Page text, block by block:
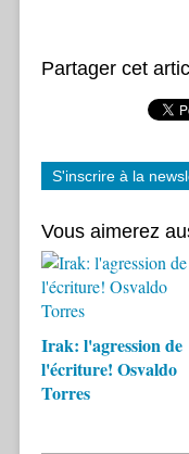
Partager cet
S'inscrire à la
Vous aimerez
Irak: l'agression de
l'écriture! Osvaldo
Torres